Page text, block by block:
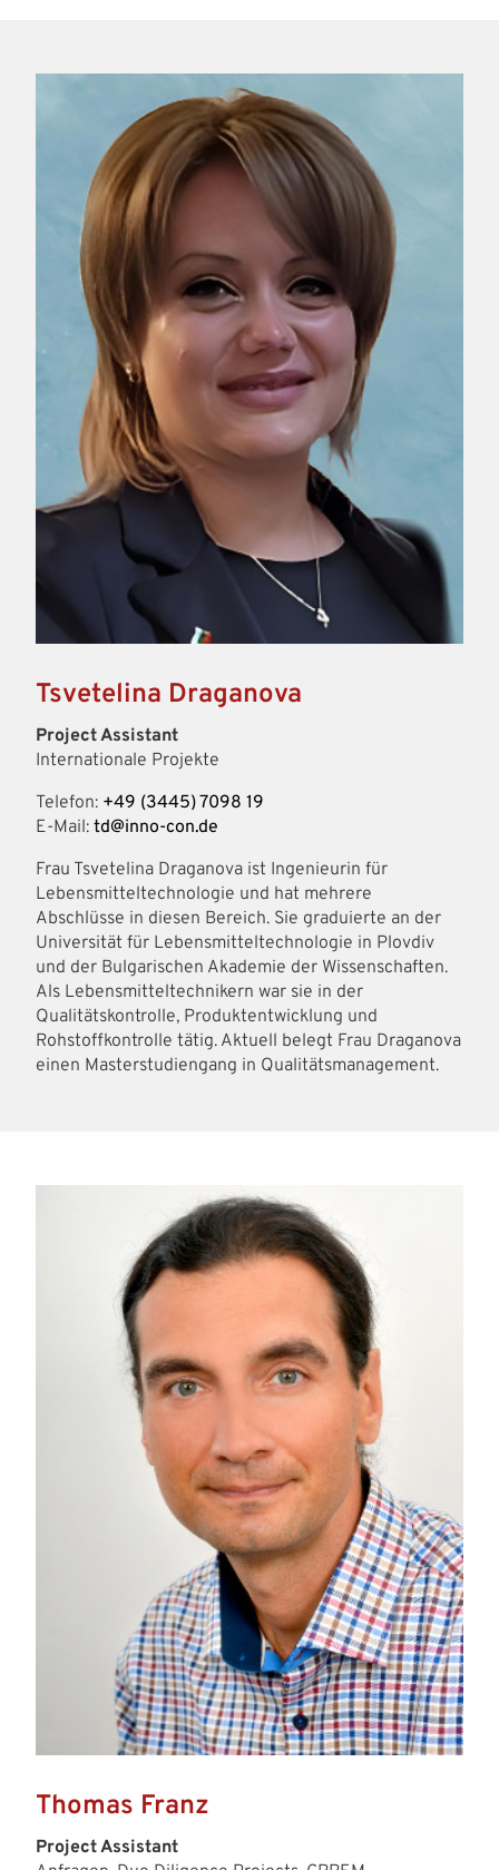
Tsvetelina Draganova
Project Assistant
Internationale Projekte
Telefon: +49 (3445) 7098 19
E-Mail: td@inno-con.de
Frau Tsvetelina Draganova ist Ingenieurin für
Lebensmitteltechnologie und hat mehrere
Abschlüsse in diesen Bereich. Sie graduierte an der
Universität für Lebensmitteltechnologie in Plovdiv
und der Bulgarischen Akademie der Wissenschaften.
Als Lebensmitteltechnikern war sie in der
Qualitätskontrolle, Produktentwicklung und
Rohstoffkontrolle tätig. Aktuell belegt Frau Draganova
einen Masterstudiengang in Qualitätsmanagement.
Thomas Franz
Project Assistant